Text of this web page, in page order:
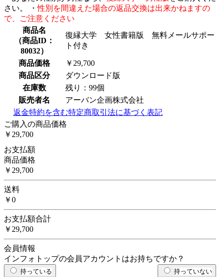
さい。 ・性別を間違えた場合の返品交換は出来かねますの
で、ご注意ください
商品名
（商品ID：
80032）
復縁大学 女性書籍版 無料メールサポー
ト付き
商品価格
￥29,700
商品区分
ダウンロード版
在庫数
残り：99個
販売者名
アーバン企画株式会社
返金特約を含む特定商取引法に基づく表記
ご購入の商品価格
￥29,700
お支払額
商品価格
￥29,700
送料
￥0
お支払額合計
￥29,700
会員情報
インフォトップの会員アカウントはお持ちですか？
持っている 持っていない